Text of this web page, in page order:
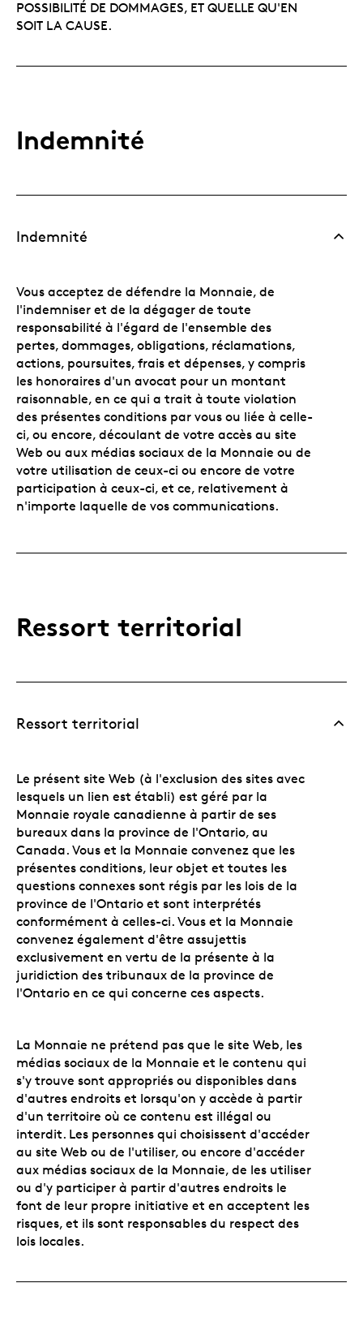
POSSIBILITÉ DE DOMMAGES, ET QUELLE QU'EN
SOIT LA CAUSE.
Indemnité
Indemnité
Vous acceptez de défendre la Monnaie, de
l'indemniser et de la dégager de toute
responsabilité à l'égard de l'ensemble des
pertes, dommages, obligations, réclamations,
actions, poursuites, frais et dépenses, y compris
les honoraires d'un avocat pour un montant
raisonnable, en ce qui a trait à toute violation
des présentes conditions par vous ou liée à celle-
ci, ou encore, découlant de votre accès au site
Web ou aux médias sociaux de la Monnaie ou de
votre utilisation de ceux-ci ou encore de votre
participation à ceux-ci, et ce, relativement à
n'importe laquelle de vos communications.
Ressort territorial
Ressort territorial
Le présent site Web (à l'exclusion des sites avec
lesquels un lien est établi) est géré par la
Monnaie royale canadienne à partir de ses
bureaux dans la province de l'Ontario, au
Canada. Vous et la Monnaie convenez que les
présentes conditions, leur objet et toutes les
questions connexes sont régis par les lois de la
province de l'Ontario et sont interprétés
conformément à celles-ci. Vous et la Monnaie
convenez également d'être assujettis
exclusivement en vertu de la présente à la
juridiction des tribunaux de la province de
l'Ontario en ce qui concerne ces aspects.
La Monnaie ne prétend pas que le site Web, les
médias sociaux de la Monnaie et le contenu qui
s'y trouve sont appropriés ou disponibles dans
d'autres endroits et lorsqu'on y accède à partir
d'un territoire où ce contenu est illégal ou
interdit. Les personnes qui choisissent d'accéder
au site Web ou de l'utiliser, ou encore d'accéder
aux médias sociaux de la Monnaie, de les utiliser
ou d'y participer à partir d'autres endroits le
font de leur propre initiative et en acceptent les
risques, et ils sont responsables du respect des
lois locales.